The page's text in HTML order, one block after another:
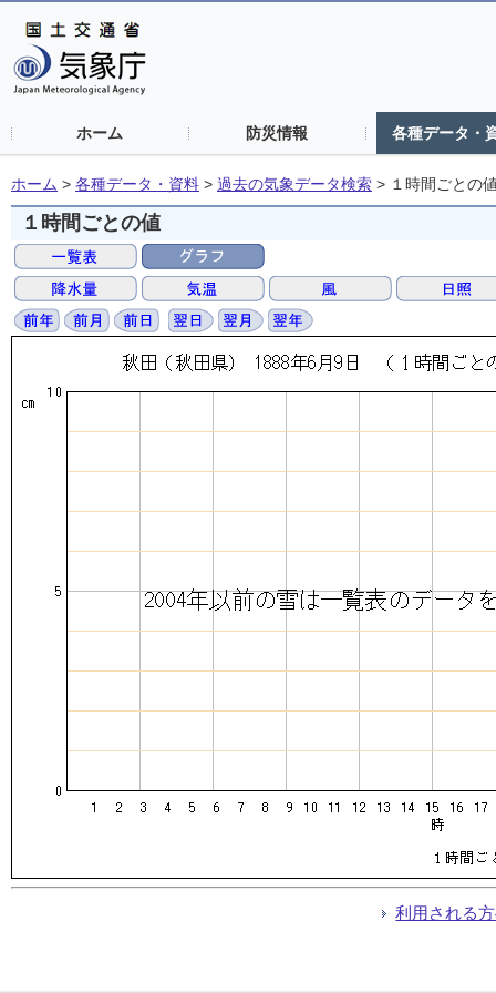
ホーム 防災情報 各種データ・
ホーム > 各種データ・資料 > 過去の気象データ検索 > １時間ごとの
１時間ごとの値
利用される